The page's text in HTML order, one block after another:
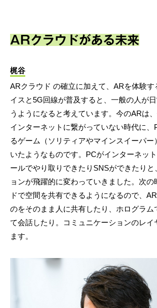
ARクラウドがある未来
梶谷
ARクラウド の確立に加えて、ARを体験
イスと5G回線が普及すると、一般の人が
うようになると考えています。今のARは
インターネットに繋がっていない時代に、
るゲーム（ソリティアやマインスイーパー
いたようなものです。PCがインターネッ
ールでやり取りできたりSNSができたりと
ョンが飛躍的に変わっていきました。次の
ドで空間を共有できるようになるので、
のをそのまま人に共有したり、ホログラム
て会話したり。コミュニケーションのレイ
ます。